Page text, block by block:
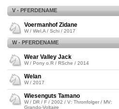
V - PFERDENAME
Voermanhof Zidane
W / Wel.A / Schi / 2017
W - PFERDENAME
Wear Valley Jack
W / Pony o.R / RSche / 2014
Welan
W / 2017
Wiesenguts Tamano
W / DR / F / 2002 / V: Thronfolger / MV:
Grando-Voltaire